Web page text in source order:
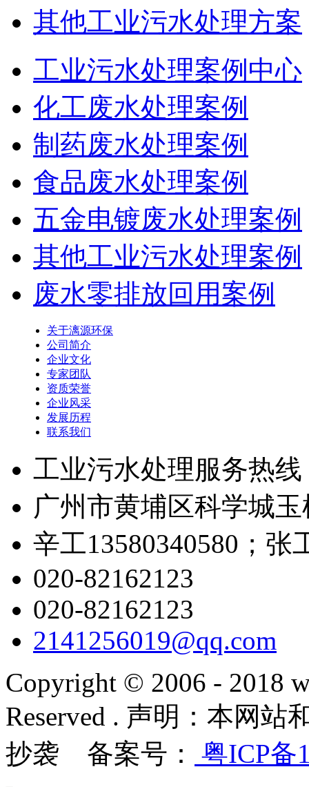
其他工业污水处理方案
工业污水处理案例中心
化工废水处理案例
制药废水处理案例
食品废水处理案例
五金电镀废水处理案例
其他工业污水处理案例
废水零排放回用案例
关于漓源环保
公司简介
企业文化
专家团队
资质荣誉
企业风采
发展历程
联系我们
工业污水处理服务热线
广州市黄埔区科学城
辛工13580340580；张
020-82162123
020-82162123
2141256019@qq.com
Copyright © 2006 - 2018
Reserved . 声明：本网
抄袭 备案号：
粤ICP备